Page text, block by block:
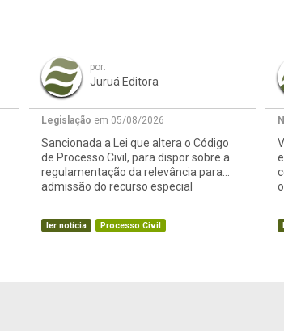
por:
Juruá Editora
Legislação em 05/08/2026
Sancionada a Lei que altera o Código
de Processo Civil, para dispor sobre a
regulamentação da relevância para
admissão do recurso especial
ler notícia Processo Civil